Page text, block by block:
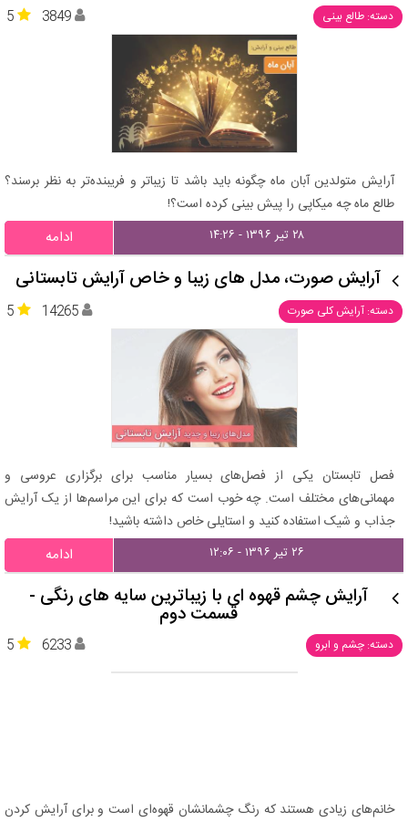
دسته: طالع بینی 5 3849
آرایش متولدین آبان ماه چگونه باید باشد تا زیباتر و فریبنده‌تر به نظر برسند؟
طالع ماه چه میکاپی را پیش بینی کرده است؟!
۲۸ تیر ۱۳۹۶ - ۱۴:۲۶ ادامه
آرایش صورت، مدل های زیبا و خاص آرایش تابستانی
دسته: آرایش کلی صورت 5 14265
فصل تابستان یکی از فصل‌های بسیار مناسب برای برگزاری عروسی و
مهمانی‌های مختلف است. چه خوب است که برای این مراسم‌ها از یک آرایش
جذاب و شیک استفاده کنید و استایلی خاص داشته باشید!
۲۶ تیر ۱۳۹۶ - ۱۲:۰۶ ادامه
آرایش چشم قهوه ای با زیباترین سایه های رنگی -
قسمت دوم
دسته: چشم و ابرو 5 6233
خانم‌های زیادی هستند که رنگ چشمانشان قهوه‌ای است و برای آرایش کردن